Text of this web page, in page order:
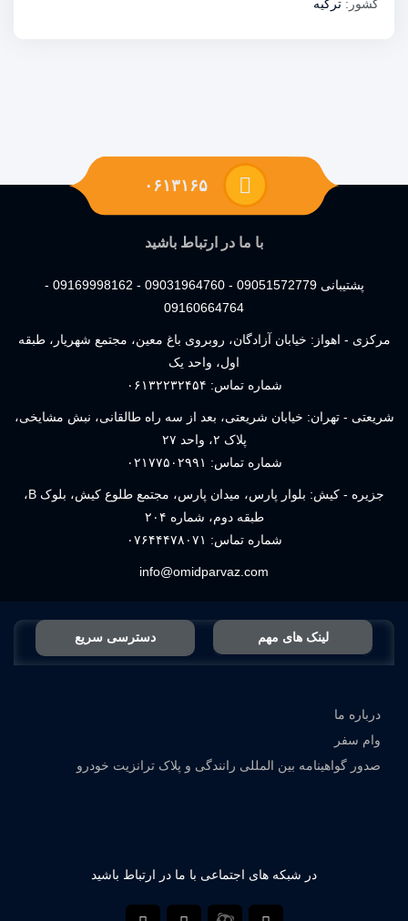
کشور: ترکیه
۰۶۱۳۱۶۵
با ما در ارتباط باشید
پشتیبانی 09051572779 - 09031964760 - 09169998162 -
09160664764
مرکزی - اهواز: خیابان آزادگان، روبروی باغ معین، مجتمع شهریار، طبقه
اول، واحد یک
شماره تماس: ۰۶۱۳۲۲۳۲۴۵۴
شریعتی - تهران: خیابان شریعتی، بعد از سه راه طالقانی، نبش مشایخی،
پلاک ۲، واحد ۲۷
شماره تماس: ۰۲۱۷۷۵۰۲۹۹۱
جزیره - کیش: بلوار پارس، میدان پارس، مجتمع طلوع کیش، بلوک B،
طبقه دوم، شماره ۲۰۴
شماره تماس: ۰۷۶۴۴۴۷۸۰۷۱
info@omidparvaz.com
لینک های مهم دسترسی سریع
درباره ما
وام سفر
صدور گواهینامه بین المللی رانندگی و پلاک ترانزیت خودرو
در شبکه های اجتماعی با ما در ارتباط باشید